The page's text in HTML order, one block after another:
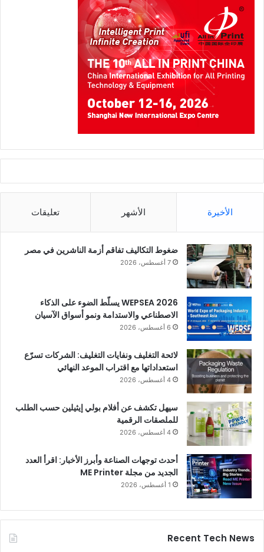
الأخيرة الأشهر تعليقات
ضغوط التكاليف تفاقم أزمة الناشرين في مصر
7 أغسطس، 2026
WEPSEA 2026 يسلّط الضوء على الذكاء
الاصطناعي والاستدامة ونمو أسواق الآسيان
6 أغسطس، 2026
لائحة التغليف ونفايات التغليف: الشركات تسرّع
استعداداتها مع اقتراب الموعد النهائي
4 أغسطس، 2026
سيهل تكشف عن أفلام بولي إيثيلين حسب الطلب
للملصقات الرقمية
4 أغسطس، 2026
أحدث توجهات الصناعة وأبرز الأخبار: اقرأ العدد
الجديد من مجلة ME Printer
1 أغسطس، 2026
Recent Tech News